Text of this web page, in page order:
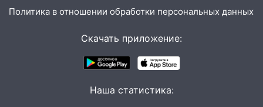
опасный день августа: что ждет каждый
04.08.2026
Прокуратура проверяет
капремонт школы в посёлке Налейка
Прокуратура проверяет
Политика в отношении обработки персональных данных
Скачать приложение:
Наша статистика: